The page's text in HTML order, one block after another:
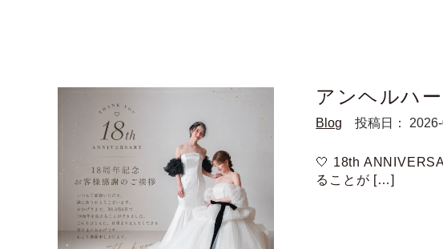
アンヘルハ
Blog 投稿日：
🤍 18th
ることが […]